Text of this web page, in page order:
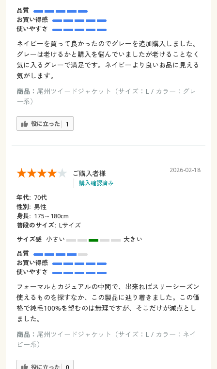
品質
お買い得感
使いやすさ
ネイビーを買って良かったのでグレーを追加購入しました。
グレーは老けるかと購入を悩んでいましたが老けることなく
気に入るグレーで満足です。ネイビーより良いお品に見える
気がします。
商品： 尾州ツイードジャケット（サイズ：L / カラー：グレ
ー系）
役に立った 1
ご購入者様
購入確認済み
2026-02-18
年代: 70代
性別: 男性
身長: 175～180cm
普段のサイズ: Lサイズ
サイズ感 小さい
大きい
品質
お買い得感
使いやすさ
フォーマルとカジュアルの中間で、出来ればスリーシーズン
使えるものを探すなか、この製品に辿り着きました。この価
格で純毛100%を望むのは無理ですが、そこだけが減点とし
ました。
商品： 尾州ツイードジャケット（サイズ：L / カラー：ネイ
ビー系）
役に立った